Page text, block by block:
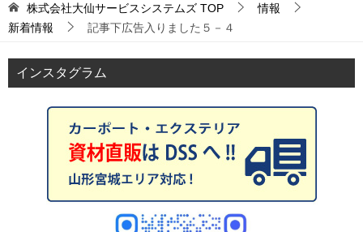
株式会社大仙サービスシステムズ TOP
情報
新着情報
記事下広告入りました５－４
インスタグラム